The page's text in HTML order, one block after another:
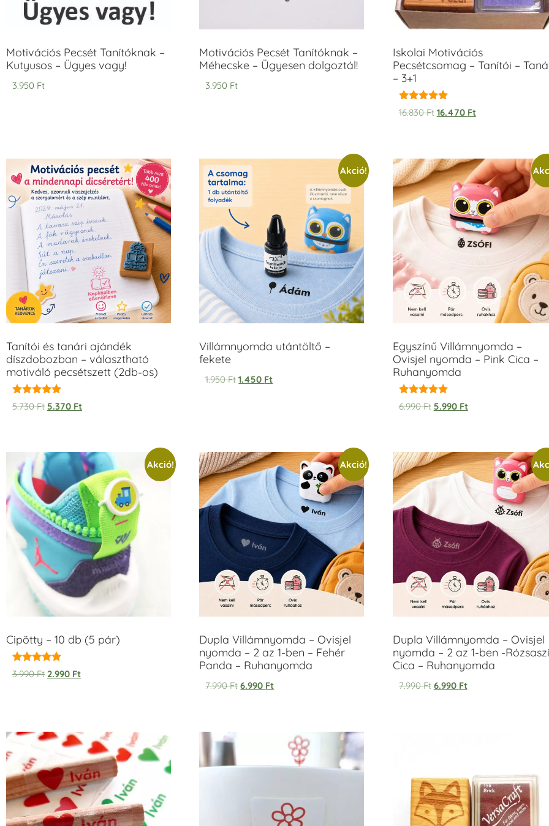
Motivációs Pecsét Tanítóknak –
Kutyusos – Ügyes vagy!
3.950 Ft
Motivációs Pecsét Tanítóknak –
Méhecske – Ügyesen dolgoztál!
3.950 Ft
Iskolai Motivációs
Pecsétcsomag – Tanítói –
– 3+1
Értékelés:
5.00
16.830Ft 16.470 Ft
Tanítói és tanári ajándék
díszdobozban – választható
motiváló pecsétszett (2db-os)
Értékelés:
5.00
5.730Ft 5.370 Ft
Akció!
Villámnyomda utántöltő –
fekete
1.950Ft 1.450 Ft
Egyszínű Villámnyomda –
Ovisjel nyomda – Pink Cica –
Ruhanyomda
Értékelés:
5.00
6.990Ft 5.990 Ft
Akció!
Cipötty – 10 db (5 pár)
Értékelés:
5.00
3.990Ft 2.990 Ft
Akció!
Dupla Villámnyomda – Ovisjel
nyomda – 2 az 1-ben – Fehér
Panda – Ruhanyomda
7.990Ft 6.990 Ft
Dupla Villámnyomda – Ovisjel
nyomda – 2 az 1-ben -
Cica – Ruhanyomda
7.990Ft 6.990 Ft